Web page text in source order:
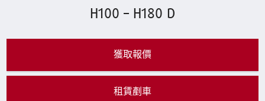
H100 – H180 D
獲取報價
租賃剷車